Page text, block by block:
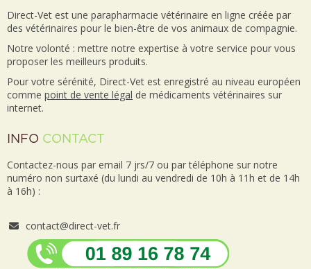
Direct-Vet est une parapharmacie vétérinaire en ligne créée par
des vétérinaires pour le bien-être de vos animaux de compagnie.
Notre volonté : mettre notre expertise à votre service pour vous
proposer les meilleurs produits.
Pour votre sérénité, Direct-Vet est enregistré au niveau européen
comme point de vente légal de médicaments vétérinaires sur
internet.
INFO CONTACT
Contactez-nous par email 7 jrs/7 ou par téléphone sur notre
numéro non surtaxé (du lundi au vendredi de 10h à 11h et de 14h
à 16h) :
contact@direct-vet.fr